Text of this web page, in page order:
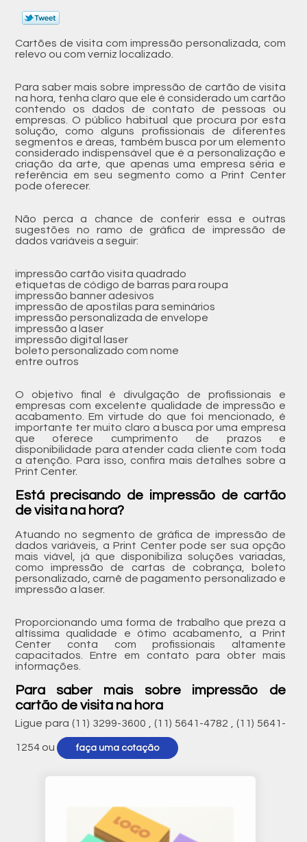
Cartões de visita com impressão personalizada, com
relevo ou com verniz localizado.
Para saber mais sobre impressão de cartão de visita
na hora, tenha claro que ele é considerado um cartão
contendo os dados de contato de pessoas ou
empresas. O público habitual que procura por esta
solução, como alguns profissionais de diferentes
segmentos e áreas, também busca por um elemento
considerado indispensável que é a personalização e
criação da arte, que apenas uma empresa séria e
referência em seu segmento como a Print Center
pode oferecer.
Não perca a chance de conferir essa e outras
sugestões no ramo de gráfica de impressão de
dados variáveis a seguir:
impressão cartão visita quadrado
etiquetas de código de barras para roupa
impressão banner adesivos
impressão de apostilas para seminários
impressão personalizada de envelope
impressão a laser
impressão digital laser
boleto personalizado com nome
entre outros
O objetivo final é divulgação de profissionais e
empresas com excelente qualidade de impressão e
acabamento. Em virtude do que foi mencionado, é
importante ter muito claro a busca por uma empresa
que oferece cumprimento de prazos e
disponibilidade para atender cada cliente com toda
a atenção. Para isso, confira mais detalhes sobre a
Print Center.
Está precisando de impressão de cartão
de visita na hora?
Atuando no segmento de gráfica de impressão de
dados variáveis, a Print Center pode ser sua opção
mais viável, já que disponibiliza soluções variadas,
como impressão de cartas de cobrança, boleto
personalizado, carnê de pagamento personalizado e
impressão a laser.
Proporcionando uma forma de trabalho que preza a
altíssima qualidade e ótimo acabamento, a Print
Center conta com profissionais altamente
capacitados. Entre em contato para obter mais
informações.
Para saber mais sobre impressão de
cartão de visita na hora
Ligue para (11) 3299-3600 ,(11) 5641-4782 ,(11) 5641-
1254ou faça uma cotação